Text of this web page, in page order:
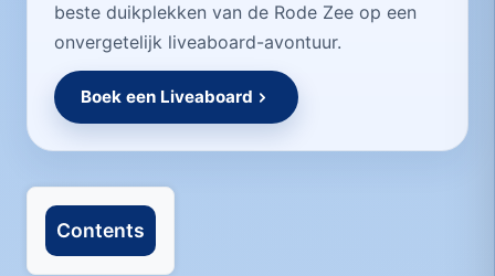
beste duikplekken van de Rode Zee op een
onvergetelijk liveaboard-avontuur.
Boek een Liveaboard
Contents